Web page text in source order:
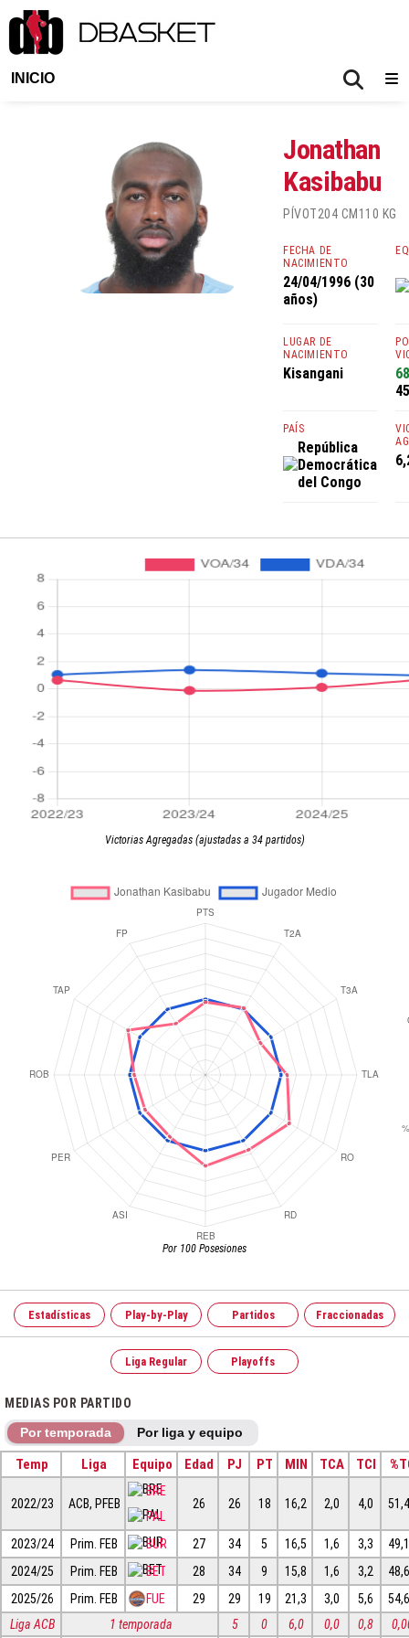
INICIO
Jonathan
Kasibabu
PÍVOT204 CM 110 KG
FECHA DE
NACIMIENTO
24/04/1996 (30
años)
LUGAR DE
NACIMIENTO
Kisangani
PAÍS
República
Democrática
del Congo
Victorias Agregadas (ajustadas a 34 partidos)
Por 100 Posesiones
Estadísticas Play-by-Play Partidos Fraccionadas
Liga Regular Playoffs
MEDIAS POR PARTIDO
Por temporada Por liga y equipo
Temp Liga Equipo Edad PJ PT MIN TCA TCI
2022/23 ACB, PFEB
BRE
PAL
26 26 18 16,2 2,0 4,0
2023/24 Prim. FEB BUR 27 34 5 16,5 1,6 3,3
2024/25
Prim. FEB BET 28 34 9 15,8 1,6 3,2
2025/26
Prim. FEB FUE 29 29 19 21,3 3,0 5,6
Liga ACB
1 temporada 5 0 6,0 0,0 0,8